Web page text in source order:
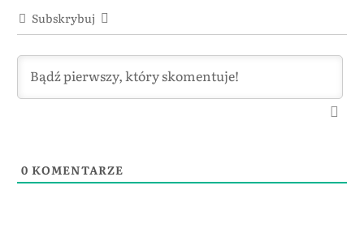
Subskrybuj
0 KOMENTARZE